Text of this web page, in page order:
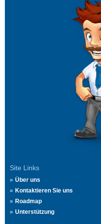
Site Links
Über uns
Kontaktieren Sie uns
Roadmap
Unterstützung